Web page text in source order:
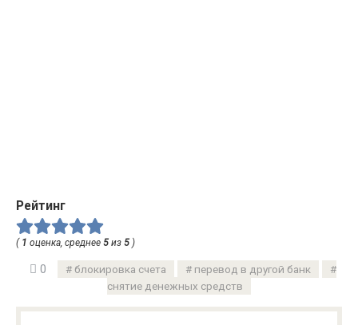
Рейтинг
( 1 оценка, среднее 5 из 5 )
0 блокировка счета
перевод в другой банк
снятие денежных средств